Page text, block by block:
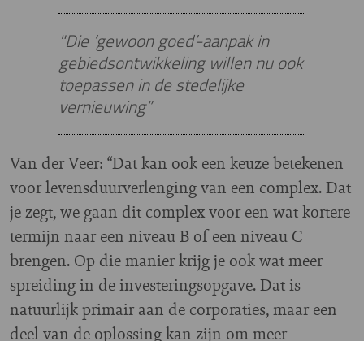
"Die ‘gewoon goed’-aanpak in
gebiedsontwikkeling willen nu ook
toepassen in de stedelijke
vernieuwing”
Van der Veer: “Dat kan ook een keuze betekenen
voor levensduurverlenging van een complex. Dat
je zegt, we gaan dit complex voor een wat kortere
termijn naar een niveau B of een niveau C
brengen. Op die manier krijg je ook wat meer
spreiding in de investeringsopgave. Dat is
natuurlijk primair aan de corporaties, maar een
deel van de oplossing kan zijn om meer